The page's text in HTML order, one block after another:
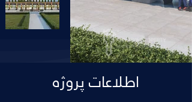
اطلاعات پروژه